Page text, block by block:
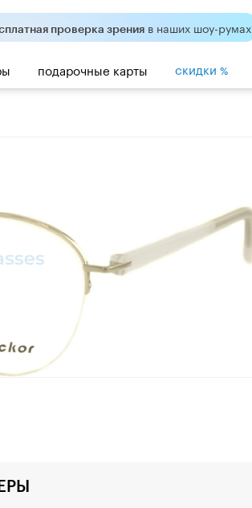
проверка зрения в наших шоу-румах
подарочные карты скидки %